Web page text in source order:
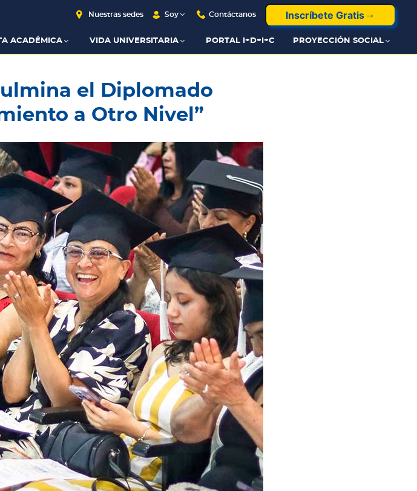
Nuestras sedes Soy Contáctanos Inscríbete Gratis
ACADÉMICA VIDA UNIVERSITARIA PORTAL I+D+I+C PROYECCIÓN SOCIAL
el Diplomado
a Otro Nivel”